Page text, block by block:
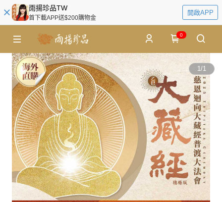
雨揚珍品TW
首下載APP送$200購物金
開啟APP
0
1/1